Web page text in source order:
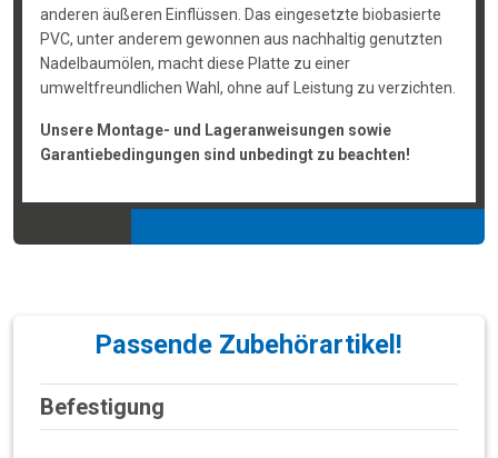
anderen äußeren Einflüssen. Das eingesetzte biobasierte
PVC, unter anderem gewonnen aus nachhaltig genutzten
Nadelbaumölen, macht diese Platte zu einer
umweltfreundlichen Wahl, ohne auf Leistung zu verzichten.
Unsere Montage- und Lageranweisungen sowie
Garantiebedingungen sind unbedingt zu beachten!
Passende Zubehörartikel!
Befestigung